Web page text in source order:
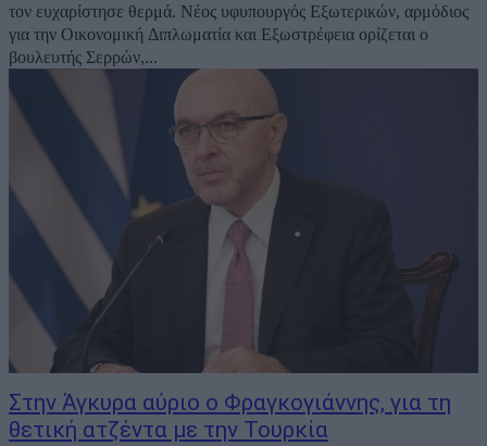
τον ευχαρίστησε θερμά. Νέος υφυπουργός Εξωτερικών, αρμόδιος
για την Οικονομική Διπλωματία και Εξωστρέφεια ορίζεται ο
βουλευτής Σερρών,...
Στην Άγκυρα αύριο ο Φραγκογιάννης, για τη
θετική ατζέντα με την Τουρκία